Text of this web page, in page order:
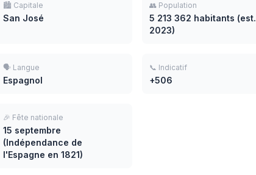
🏙️ Capitale
San José
👥 Population
5 213 362 habitants (est.
2023)
🗣️ Langue
Espagnol
📞 Indicatif
+506
🎉 Fête nationale
15 septembre
(Indépendance de
l'Espagne en 1821)